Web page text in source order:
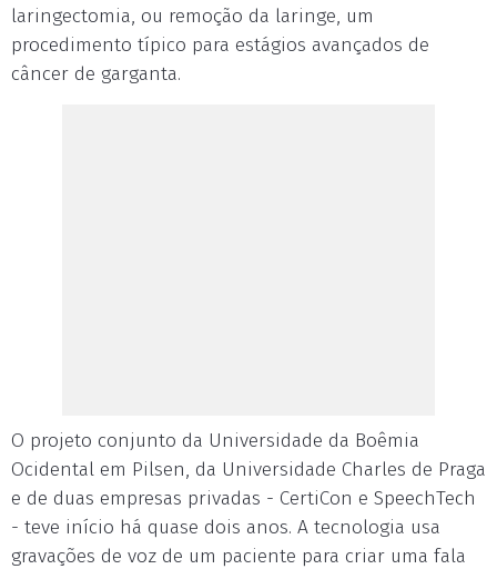
laringectomia, ou remoção da laringe, um
procedimento típico para estágios avançados de
câncer de garganta.
O projeto conjunto da Universidade da Boêmia
Ocidental em Pilsen, da Universidade Charles de Praga
e de duas empresas privadas - CertiCon e SpeechTech
- teve início há quase dois anos. A tecnologia usa
gravações de voz de um paciente para criar uma fala